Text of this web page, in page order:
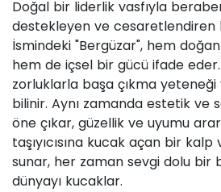
Doğal bir liderlik vasfıyla
destekleyen ve cesaretlendiren
İsmindeki "Bergüzar", hem
hem de içsel bir gücü ifade
zorluklarla başa çıkma yeteneği
bilinir. Aynı zamanda estetik ve
öne çıkar, güzellik ve uyumu
taşıyıcısına kucak açan bir kalp
sunar, her zaman sevgi dolu bir
dünyayı kucaklar.